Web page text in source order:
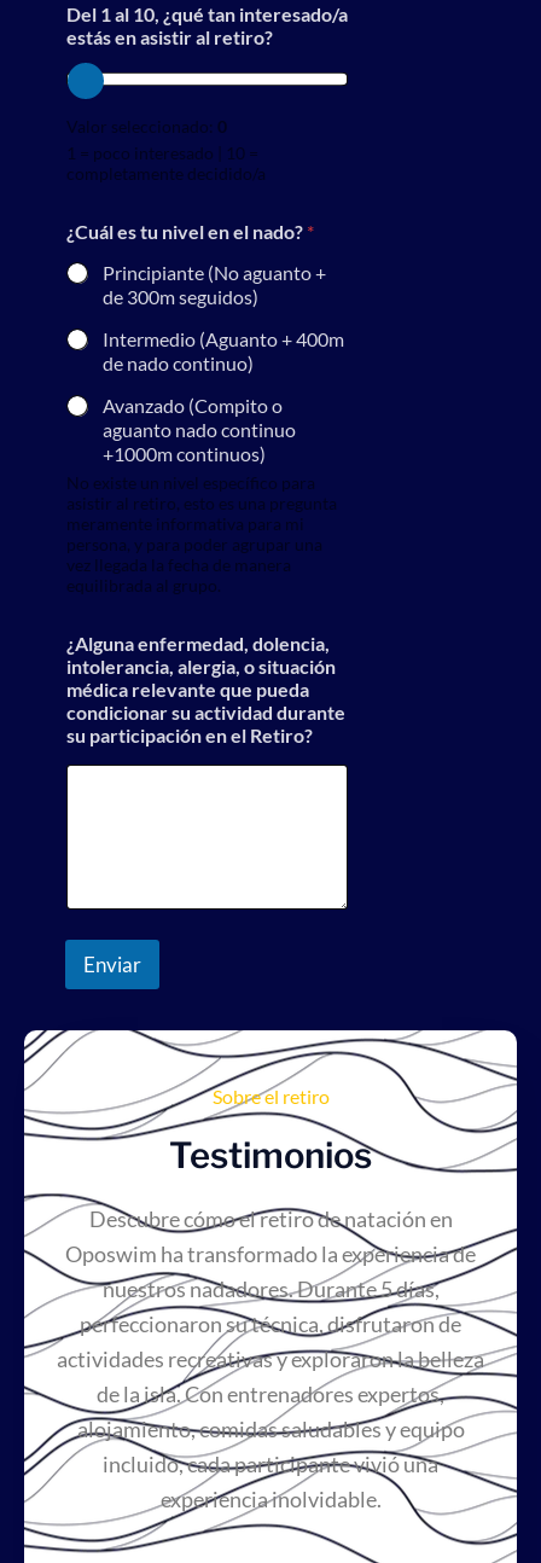
Del 1 al 10, ¿qué tan interesado/a
estás en asistir al retiro?
Valor seleccionado: 0
1 = poco interesado | 10 =
completamente decidido/a
¿Cuál es tu nivel en el nado? *
Principiante (No aguanto +
de 300m seguidos)
Intermedio (Aguanto + 400m
de nado continuo)
Avanzado (Compito o
aguanto nado continuo
+1000m continuos)
No existe un nivel específico para
asistir al retiro, esto es una pregunta
meramente informativa para mi
persona, y para poder agrupar una
vez llegada la fecha de manera
equilibrada al grupo.
¿Alguna enfermedad, dolencia,
intolerancia, alergia, o situación
médica relevante que pueda
condicionar su actividad durante
su participación en el Retiro?
Enviar
Sobre el retiro
Testimonios
Descubre cómo el retiro de natación en
Oposwim ha transformado la experiencia de
nuestros nadadores. Durante 5 días,
perfeccionaron su técnica, disfrutaron de
actividades recreativas y exploraron la belleza
de la isla. Con entrenadores expertos,
alojamiento, comidas saludables y equipo
incluido, cada participante vivió una
experiencia inolvidable.